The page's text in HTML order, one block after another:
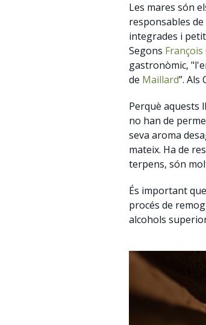
Les mares són
responsables
integrades i
Segons
gastronòmic,
de Maillard”.
Perquè aquests
no han de
seva aroma
mateix. Ha de
terpens, són
És important
procés de
alcohols